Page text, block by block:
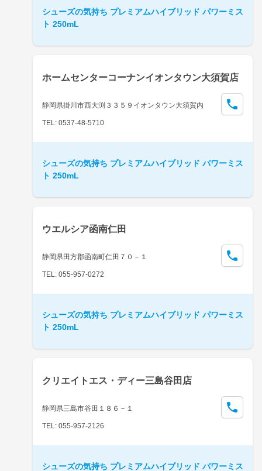
シューズの気持ち プレミアムハイブリッド パワーミス
ト 250mL
ホームセンターコーナンイオンタウン大須賀店
静岡県掛川市西大渕３３５９イオンタウン大須賀内
TEL: 0537-48-5710
シューズの気持ち プレミアムハイブリッド パワーミス
ト 250mL
ウエルシア函南仁田
静岡県田方郡函南町仁田７０－１
TEL: 055-957-0272
シューズの気持ち プレミアムハイブリッド パワーミス
ト 250mL
クリエイトエス・ディー三島谷田店
静岡県三島市谷田１８６－１
TEL: 055-957-2126
シューズの気持ち プレミアムハイブリッド パワーミス